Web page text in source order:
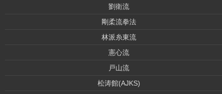
劉衛流
剛柔流拳法
林派糸東流
憲心流
戸山流
松涛館(AJKS)